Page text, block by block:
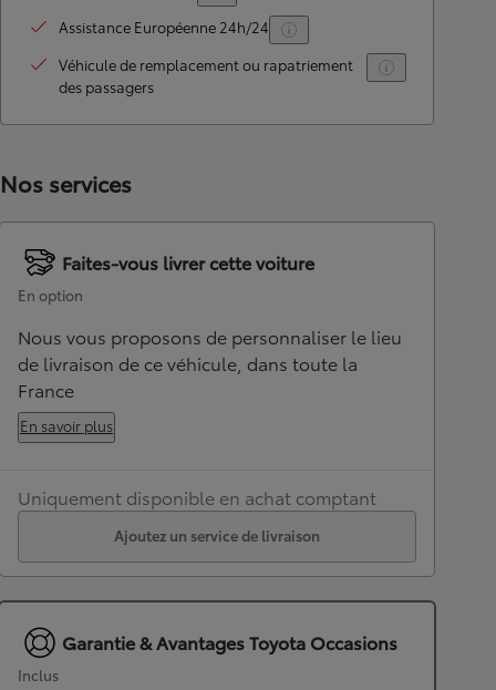
Assistance Européenne 24h/24
Véhicule de remplacement ou rapatriement
des passagers
Nos services
Faites-vous livrer cette voiture
En option
Nous vous proposons de personnaliser le lieu
de livraison de ce véhicule, dans toute la
France
En savoir plus
Uniquement disponible en achat comptant
Ajoutez un service de livraison
Garantie & Avantages Toyota Occasions
Inclus